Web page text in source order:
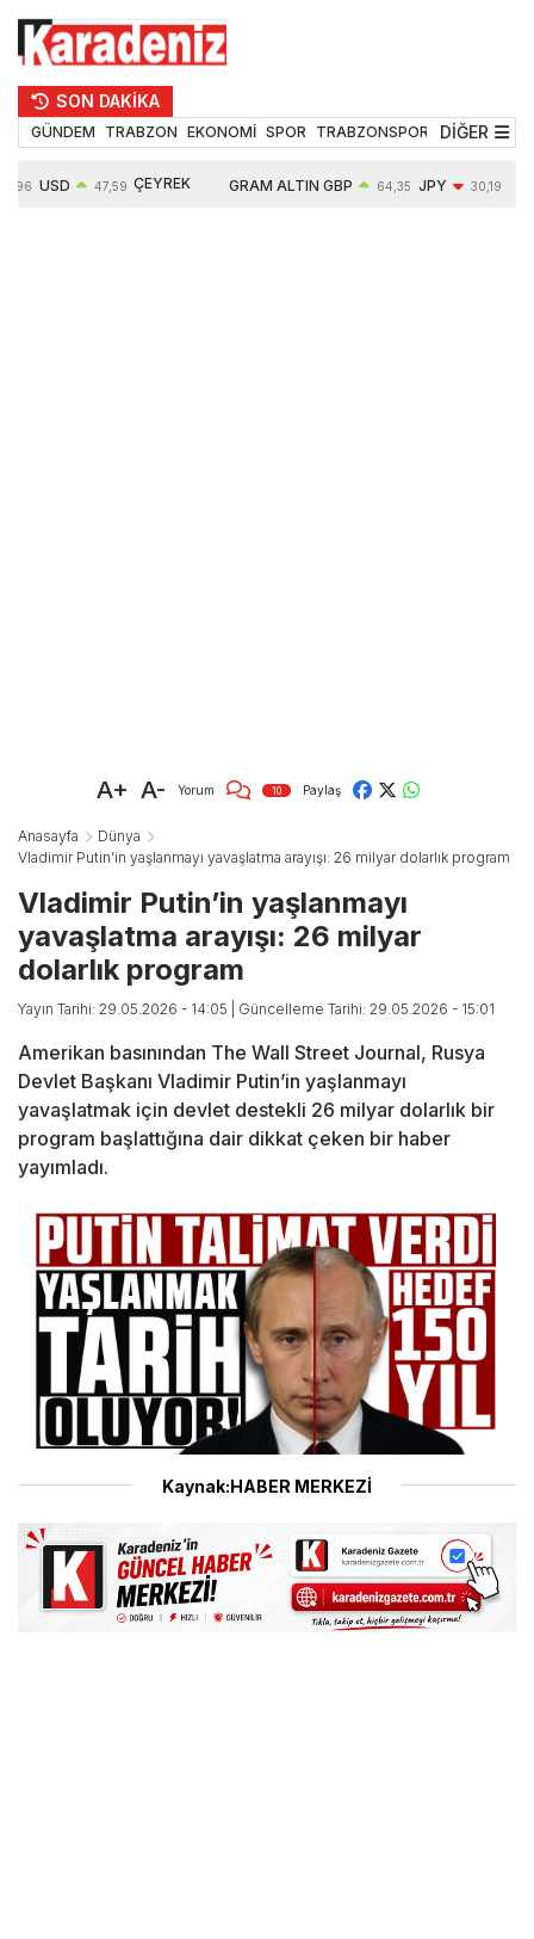
SON DAKİKA
GÜNDEM TRABZON EKONOMİ SPOR TRABZONSPOR TEKNOLOJİ
DİĞER
USD 47,59 ÇEYREK GRAM ALTIN GBP 64,35 JPY 30,19
A+ A- Yorum 10 Paylaş
Anasayfa
Dünya
Vladimir Putin’in yaşlanmayı yavaşlatma arayışı: 26 milyar dolarlık program
Vladimir Putin’in yaşlanmayı
yavaşlatma arayışı: 26 milyar
dolarlık program
Yayın Tarihi: 29.05.2026 - 14:05 | Güncelleme Tarihi: 29.05.2026 - 15:01
Amerikan basınından The Wall Street Journal, Rusya
Devlet Başkanı Vladimir Putin’in yaşlanmayı
yavaşlatmak için devlet destekli 26 milyar dolarlık bir
program başlattığına dair dikkat çeken bir haber
yayımladı.
Kaynak:HABER MERKEZİ